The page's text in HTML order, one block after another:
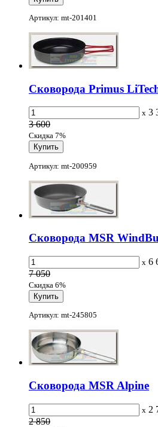
Артикул: mt-201401
Сковорода Primus
x 3
3 600
Скидка 7%
Артикул: mt-200959
Сковорода MSR
x 6
7 050
Скидка 6%
Артикул: mt-245805
Сковорода MSR Alpine
x 2
2 850